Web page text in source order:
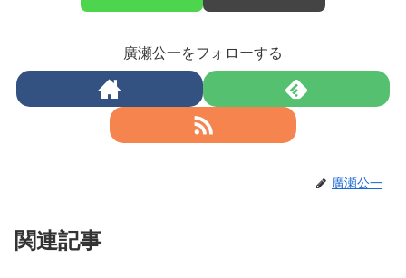
廣瀬公一をフォローする
廣瀬公一
関連記事